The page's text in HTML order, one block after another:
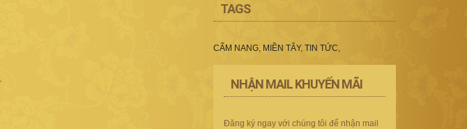
TAGS
CẨM NANG, MIỀN TÂY, TIN TỨC
NHẬN MAIL KHUYẾN MÃI
Đăng ký ngay với chúng tôi để nhận mail